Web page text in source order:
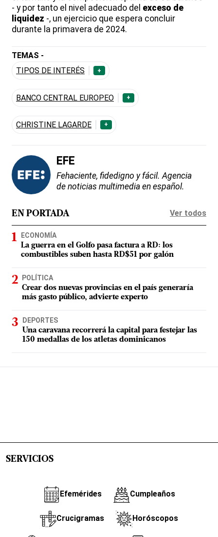
- y por tanto el nivel adecuado del exceso de
liquidez -, un ejercicio que espera concluir
durante la primavera de 2024.
TEMAS -
TIPOS DE INTERÉS
+
BANCO CENTRAL EUROPEO +
CHRISTINE LAGARDE +
EFE
Fehaciente, fidedigno y fácil. Agencia
de noticias multimedia en español.
EN PORTADA Ver todos
ECONOMÍA
La guerra en el Golfo pasa factura a RD: los
combustibles suben hasta RD$51 por galón
POLÍTICA
Crear dos nuevas provincias en el país generaría
más gasto público, advierte experto
DEPORTES
Una caravana recorrerá la capital para festejar las
150 medallas de los atletas dominicanos
SERVICIOS
Efemérides Cumpleaños
Crucigramas Horóscopos